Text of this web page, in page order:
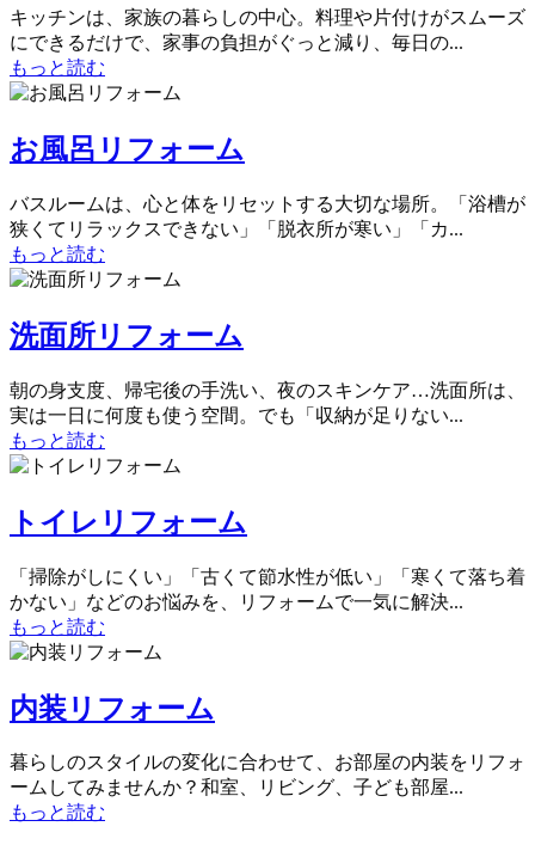
キッチンは、家族の暮らしの中心。料理や片付けがスムーズ
にできるだけで、家事の負担がぐっと減り、毎日の...
もっと読む
お風呂リフォーム
バスルームは、心と体をリセットする大切な場所。「浴槽が
狭くてリラックスできない」「脱衣所が寒い」「カ...
もっと読む
洗面所リフォーム
朝の身支度、帰宅後の手洗い、夜のスキンケア…洗面所は、
実は一日に何度も使う空間。でも「収納が足りない...
もっと読む
トイレリフォーム
「掃除がしにくい」「古くて節水性が低い」「寒くて落ち着
かない」などのお悩みを、リフォームで一気に解決...
もっと読む
内装リフォーム
暮らしのスタイルの変化に合わせて、お部屋の内装をリフォ
ームしてみませんか？和室、リビング、子ども部屋...
もっと読む